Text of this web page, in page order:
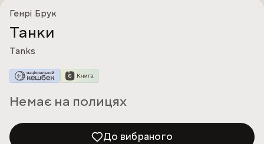
Генрі Брук
Танки
Tanks
Немає на полицях
До вибраного